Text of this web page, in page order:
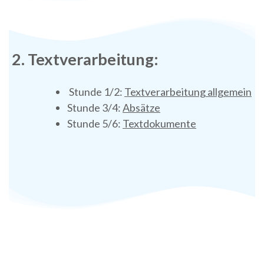
2. Textverarbeitung:
Stunde 1/2: Textverarbeitung allgemein
Stunde 3/4:Absätze
Stunde 5/6: Textdokumente